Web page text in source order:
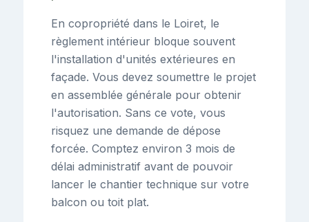
En copropriété dans le Loiret, le
règlement intérieur bloque souvent
l'installation d'unités extérieures en
façade. Vous devez soumettre le projet
en assemblée générale pour obtenir
l'autorisation. Sans ce vote, vous
risquez une demande de dépose
forcée. Comptez environ 3 mois de
délai administratif avant de pouvoir
lancer le chantier technique sur votre
balcon ou toit plat.